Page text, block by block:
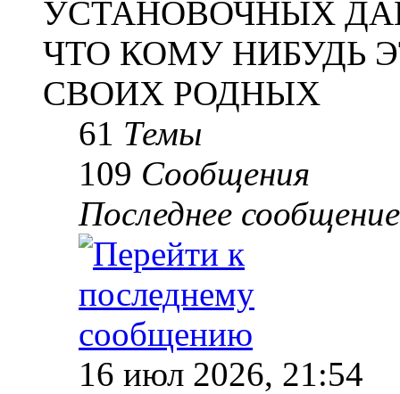
УСТАНОВОЧНЫХ
ЧТО КОМУ НИБУДЬ
СВОИХ РОДНЫХ
61 Темы
109 Сообщения
Последнее сообщение
16 июл 2026, 21:54